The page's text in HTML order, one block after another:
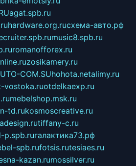
agat.spb.ru
hardware.org.ruсхема-авто.рф
music8.spb.ru
romanofforex.ru
zosikamery.ru
COM.SUhohota.netalimy.ru
vostoka.ruotdelkaexp.ru
mebelshop.msk.ru
td.rukosmoscreative.ru
tiffany-c.ru
p.spb.ruгалактика73.рф
spb.rufotsis.rutesiaes.ru
kazan.rumossilver.ru